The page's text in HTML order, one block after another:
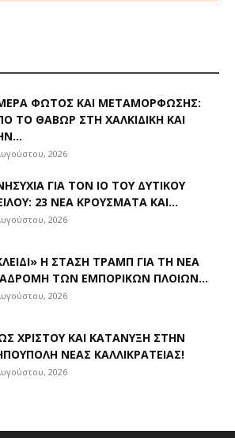
ΦΩΤΌΣ ΚΑΙ ΜΕΤΑΜΌΡΦΩΣΗΣ:
ΤΟ ΘΑΒΏΡ ΣΤΗ ΧΑΛΚΙΔΙΚΉ ΚΑΙ
2026
ΓΙΑ ΤΟΝ ΙΌ ΤΟΥ ΔΥΤΙΚΟΎ
23 ΝΈΑ ΚΡΟΎΣΜΑΤΑ ΚΑΙ...
2026
Η ΣΤΆΣΗ ΤΡΑΜΠ ΓΙΑ ΤΗ ΝΈΑ
ΤΩΝ ΕΜΠΟΡΙΚΏΝ ΠΛΟΊΩΝ...
2026
ΧΡΙΣΤΟΎ ΚΑΙ ΚΑΤΆΝΥΞΗ ΣΤΗΝ
ΝΈΑΣ ΚΑΛΛΙΚΡΆΤΕΙΑΣ!
2026